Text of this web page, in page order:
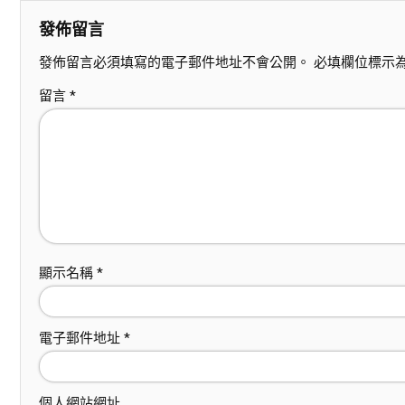
發佈留言
發佈留言必須填寫的電子郵件地址不會公開。 必填欄位標示
留言 *
顯示名稱 *
電子郵件地址 *